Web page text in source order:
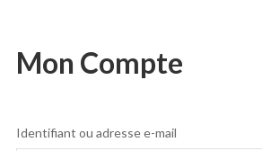
Mon Compte
Identifiant ou adresse e-mail